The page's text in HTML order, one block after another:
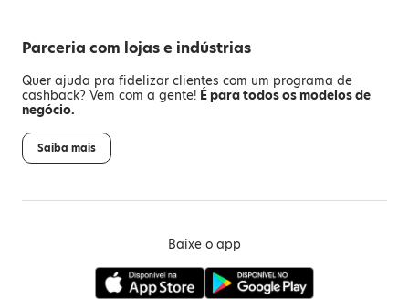
Parceria com lojas e indústrias
Quer ajuda pra fidelizar clientes com um programa de
cashback? Vem com a gente! É para todos os modelos de
negócio.
Saiba mais
Baixe o app